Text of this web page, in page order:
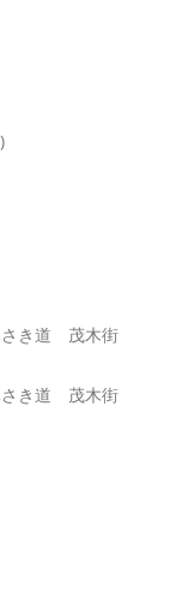
さき道 茂木街
さき道 茂木街